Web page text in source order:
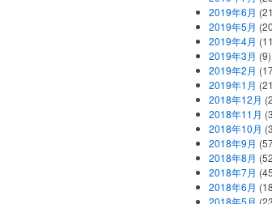
2019年6月
2019年5月
2019年4月
2019年3月 (9)
2019年2月
2019年1月
2018年12月
2018年11月
2018年10月
2018年9月
2018年8月
2018年7月
2018年6月
2018年5月